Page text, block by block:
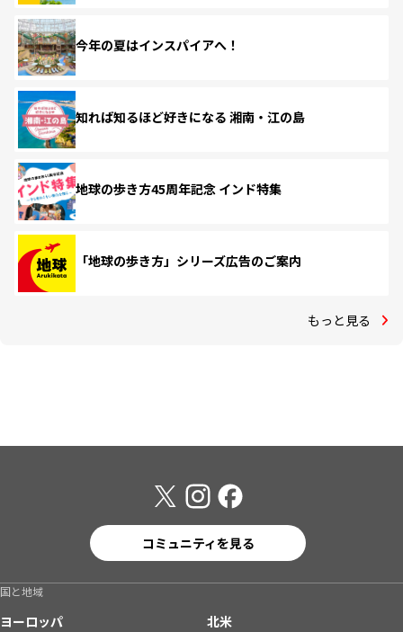
今年の夏はインスパイアへ！
知れば知るほど好きになる 湘南・江の島
地球の歩き方45周年記念 インド特集
「地球の歩き方」シリーズ広告のご案内
もっと見る
コミュニティを見る
国と地域
ヨーロッパ
北米